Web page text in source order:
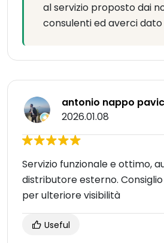
al servizio proposto dai
consulenti ed averci dato
antonio nappo
2026.01.08
Servizio funzionale e ottimo,
distributore esterno.
per ulteriore visibilità
Useful